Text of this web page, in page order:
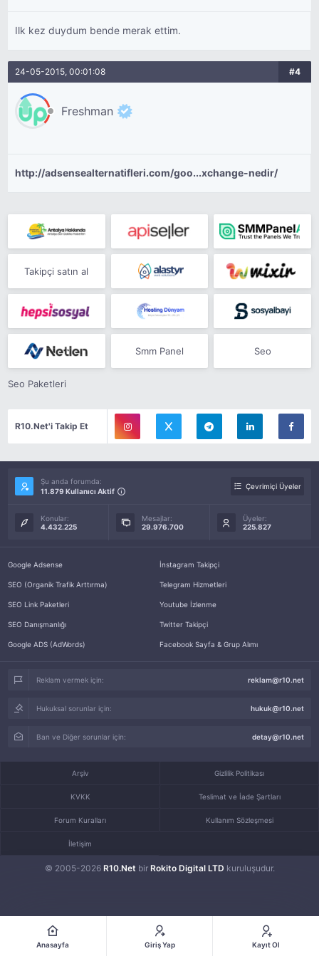
Ilk kez duydum bende merak ettim.
24-05-2015, 00:01:08 #4
Freshman
http://adsensealternatifleri.com/goo...xchange-nedir/
Takipçi satın al
Smm Panel Seo
Seo Paketleri
R10.Net'i Takip Et
Şu anda forumda:
11.879 Kullanıcı Aktif
Çevrimiçi Üyeler
Konular:
4.432.225
Mesajlar:
29.976.700
Üyeler:
225.827
Google Adsense
SEO (Organik Trafik Arttırma)
SEO Link Paketleri
SEO Danışmanlığı
Google ADS (AdWords)
İnstagram Takipçi
Telegram Hizmetleri
Youtube İzlenme
Twitter Takipçi
Facebook Sayfa & Grup Alımı
Reklam vermek için: reklam@r10.net
Hukuksal sorunlar için: hukuk@r10.net
Ban ve Diğer sorunlar için: detay@r10.net
© 2005-2026 R10.Net bir Rokito Digital LTD kuruluşudur.
Arşiv Gizlilik Politikası
KVKK Teslimat ve İade Şartları
Forum Kuralları Kullanım Sözleşmesi
İletişim
Anasayfa Giriş Yap Kayıt Ol